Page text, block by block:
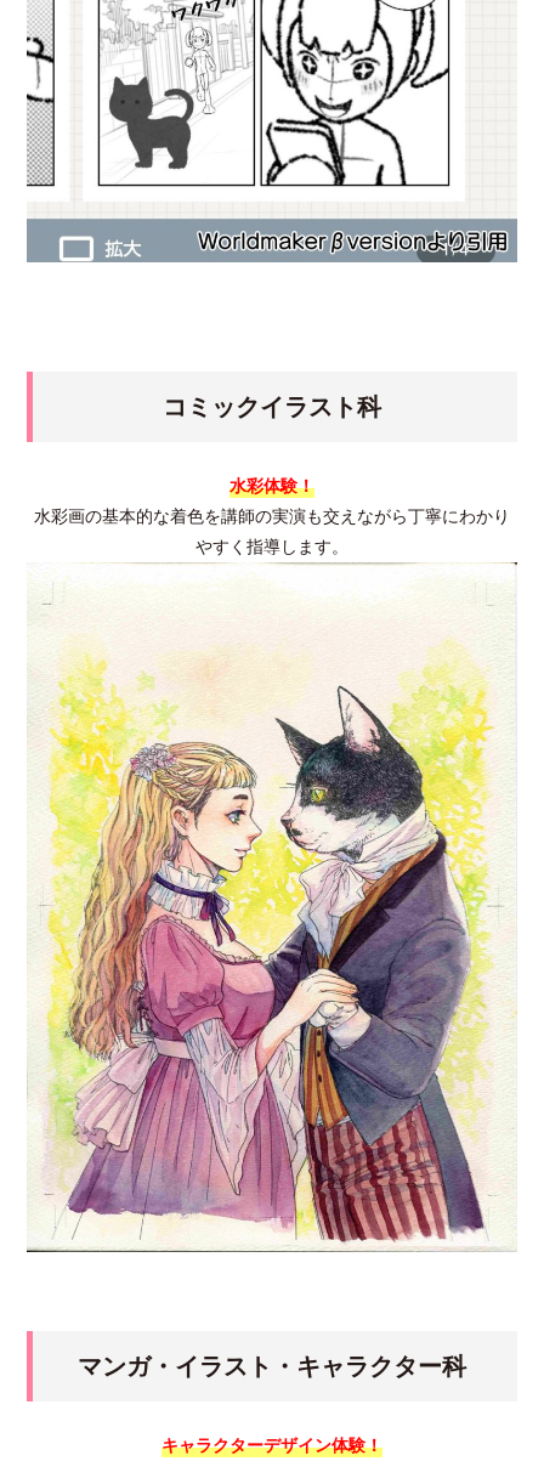
コミックイラスト科
水彩体験！
水彩画の基本的な着色を講師の実演も交えながら丁寧にわかり
やすく指導します。
マンガ・イラスト・キャラクター科
キャラクターデザイン体験！